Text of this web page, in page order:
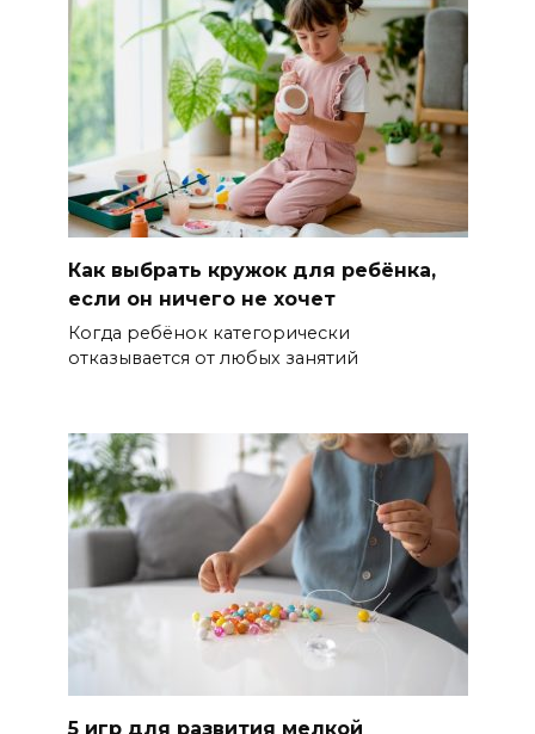
Как выбрать кружок для ребёнка,
если он ничего не хочет
Когда ребёнок категорически
отказывается от любых занятий
5 игр для развития мелкой